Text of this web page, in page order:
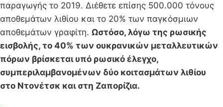
παραγωγής το 2019. Διέθετε επίσης 500.000 τόνους
αποθεμάτων λιθίου και το 20% των παγκόσμιων
αποθεμάτων γραφίτη. Ωστόσο, λόγω της ρωσικής
εισβολής, το 40% των ουκρανικών μεταλλευτικών
πόρων βρίσκεται υπό ρωσικό έλεγχο,
συμπεριλαμβανομένων δύο κοιτασμάτων λιθίου
στο Ντονέτσκ και στη Ζαπορίζια.